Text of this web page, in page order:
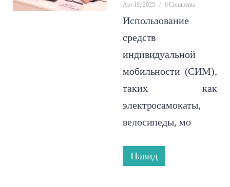
Apr 19, 2025 / 0 Comments
Использование
средств
индивидуальной
мобильности (СИМ),
таких как
электросамокаты,
велосипеды, мо
Навид